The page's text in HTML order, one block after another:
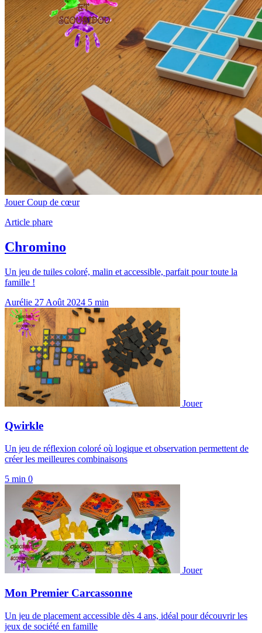
Jouer Coup de cœur
Article phare
Chromino
Un jeu de tuiles coloré, malin et accessible, parfait pour toute la
famille !
Aurélie 27 Août 2024 5 min
Jouer
Qwirkle
Un jeu de réflexion coloré où logique et observation permettent de
créer les meilleures combinaisons
5 min 0
Jouer
Mon Premier Carcassonne
Un jeu de placement accessible dès 4 ans, idéal pour découvrir les
jeux de société en famille